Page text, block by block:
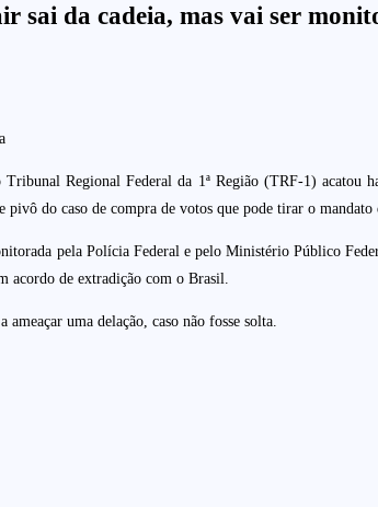
sai da cadeia, mas vai ser
Regional Federal da 1ª Região (TRF-1) acatou
pivô do caso de compra de votos que pode tirar o
pela Polícia Federal e pelo Ministério Público
acordo de extradição com o Brasil.
uma delação, caso não fosse solta.